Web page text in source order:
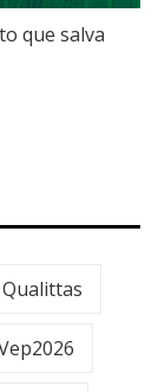
que salva